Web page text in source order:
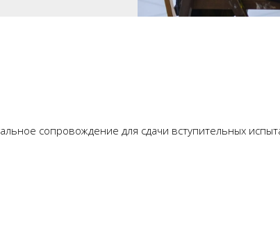
сопровождение для сдачи вступительных